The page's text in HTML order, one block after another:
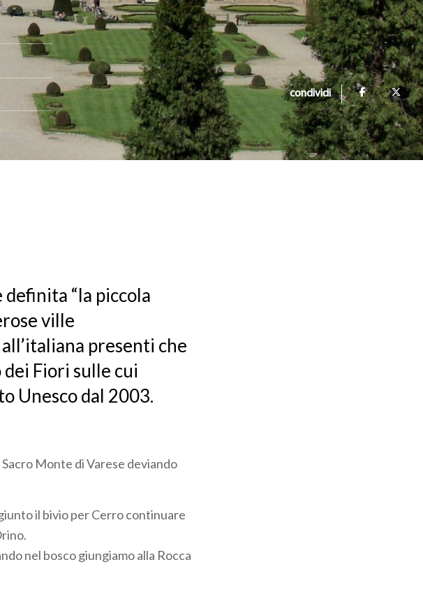
condividi
“la piccola
ville
presenti che
dei Fiori sulle cui
Unesco dal 2003.
Monte di Varese deviando
il bivio per Cerro continuare
nel bosco giungiamo alla Rocca